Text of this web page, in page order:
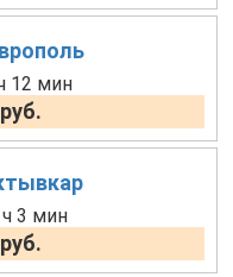
12 мин
3 мин